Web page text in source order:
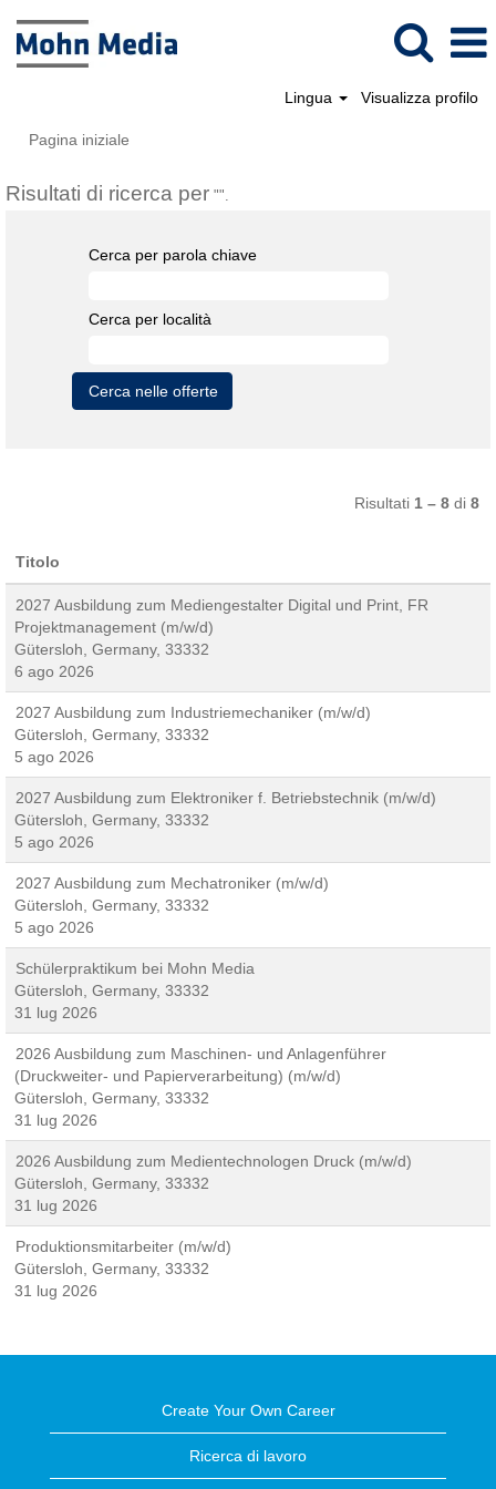
Lingua Visualizza profilo
Pagina iniziale
Risultati di ricerca per "".
Cerca per parola chiave
Cerca per località
Risultati 1 – 8 di 8
Titolo
2027 Ausbildung zum Mediengestalter Digital und Print, FR
Projektmanagement (m/w/d)
Gütersloh, Germany, 33332
6 ago 2026
2027 Ausbildung zum Industriemechaniker (m/w/d)
Gütersloh, Germany, 33332
5 ago 2026
2027 Ausbildung zum Elektroniker f. Betriebstechnik (m/w/d)
Gütersloh, Germany, 33332
5 ago 2026
2027 Ausbildung zum Mechatroniker (m/w/d)
Gütersloh, Germany, 33332
5 ago 2026
Schülerpraktikum bei Mohn Media
Gütersloh, Germany, 33332
31 lug 2026
2026 Ausbildung zum Maschinen- und Anlagenführer
(Druckweiter- und Papierverarbeitung) (m/w/d)
Gütersloh, Germany, 33332
31 lug 2026
2026 Ausbildung zum Medientechnologen Druck (m/w/d)
Gütersloh, Germany, 33332
31 lug 2026
Produktionsmitarbeiter (m/w/d)
Gütersloh, Germany, 33332
31 lug 2026
Create Your Own Career
Ricerca di lavoro